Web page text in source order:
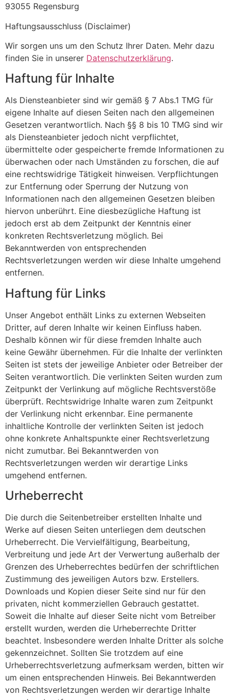
93055 Regensburg
Haftungsausschluss (Disclaimer)
Wir sorgen uns um den Schutz Ihrer Daten. Mehr dazu
finden Sie in unserer Datenschutzerklärung.
Haftung für Inhalte
Als Diensteanbieter sind wir gemäß § 7 Abs.1 TMG für
eigene Inhalte auf diesen Seiten nach den allgemeinen
Gesetzen verantwortlich. Nach §§ 8 bis 10 TMG sind wir
als Diensteanbieter jedoch nicht verpflichtet,
übermittelte oder gespeicherte fremde Informationen zu
überwachen oder nach Umständen zu forschen, die auf
eine rechtswidrige Tätigkeit hinweisen. Verpflichtungen
zur Entfernung oder Sperrung der Nutzung von
Informationen nach den allgemeinen Gesetzen bleiben
hiervon unberührt. Eine diesbezügliche Haftung ist
jedoch erst ab dem Zeitpunkt der Kenntnis einer
konkreten Rechtsverletzung möglich. Bei
Bekanntwerden von entsprechenden
Rechtsverletzungen werden wir diese Inhalte umgehend
entfernen.
Haftung für Links
Unser Angebot enthält Links zu externen Webseiten
Dritter, auf deren Inhalte wir keinen Einfluss haben.
Deshalb können wir für diese fremden Inhalte auch
keine Gewähr übernehmen. Für die Inhalte der verlinkten
Seiten ist stets der jeweilige Anbieter oder Betreiber der
Seiten verantwortlich. Die verlinkten Seiten wurden zum
Zeitpunkt der Verlinkung auf mögliche Rechtsverstöße
überprüft. Rechtswidrige Inhalte waren zum Zeitpunkt
der Verlinkung nicht erkennbar. Eine permanente
inhaltliche Kontrolle der verlinkten Seiten ist jedoch
ohne konkrete Anhaltspunkte einer Rechtsverletzung
nicht zumutbar. Bei Bekanntwerden von
Rechtsverletzungen werden wir derartige Links
umgehend entfernen.
Urheberrecht
Die durch die Seitenbetreiber erstellten Inhalte und
Werke auf diesen Seiten unterliegen dem deutschen
Urheberrecht. Die Vervielfältigung, Bearbeitung,
Verbreitung und jede Art der Verwertung außerhalb der
Grenzen des Urheberrechtes bedürfen der schriftlichen
Zustimmung des jeweiligen Autors bzw. Erstellers.
Downloads und Kopien dieser Seite sind nur für den
privaten, nicht kommerziellen Gebrauch gestattet.
Soweit die Inhalte auf dieser Seite nicht vom Betreiber
erstellt wurden, werden die Urheberrechte Dritter
beachtet. Insbesondere werden Inhalte Dritter als solche
gekennzeichnet. Sollten Sie trotzdem auf eine
Urheberrechtsverletzung aufmerksam werden, bitten wir
um einen entsprechenden Hinweis. Bei Bekanntwerden
von Rechtsverletzungen werden wir derartige Inhalte